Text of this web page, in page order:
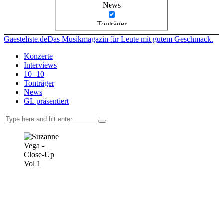
News
Tonträger
Gaesteliste.deDas Musikmagazin für Leute mit gutem Geschmack.
Konzerte
Interviews
10+10
Tonträger
News
GL präsentiert